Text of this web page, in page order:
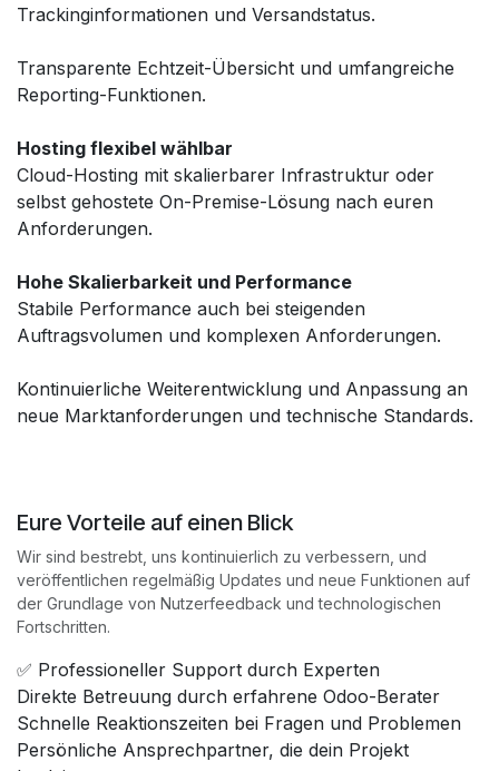
Trackinginformationen und Versandstatus.
Transparente Echtzeit-Übersicht und umfangreiche
Reporting-Funktionen.
Hosting flexibel wählbar
Cloud-Hosting mit skalierbarer Infrastruktur oder
selbst gehostete On-Premise-Lösung nach euren
Anforderungen.
Hohe Skalierbarkeit und Performance
Stabile Performance auch bei steigenden
Auftragsvolumen und komplexen Anforderungen.
Kontinuierliche Weiterentwicklung und Anpassung an
neue Marktanforderungen und technische Standards.
Eure Vorteile auf einen Blick
Wir sind bestrebt, uns kontinuierlich zu verbessern, und
veröffentlichen regelmäßig Updates und neue Funktionen auf
der Grundlage von Nutzerfeedback und technologischen
Fortschritten.
✅ Professioneller Support durch Experten
Direkte Betreuung durch erfahrene Odoo-Berater
Schnelle Reaktionszeiten bei Fragen und Problemen
Persönliche Ansprechpartner, die dein Projekt